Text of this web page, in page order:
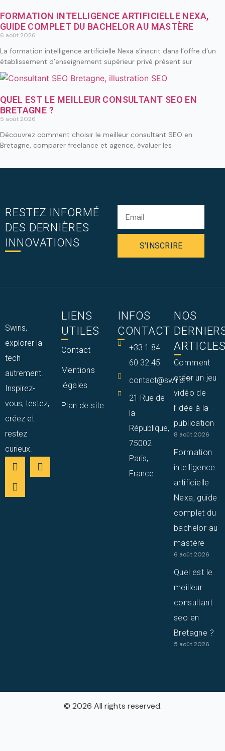
FORMATION INTELLIGENCE ARTIFICIELLE NEXA,
GUIDE COMPLET DU BACHELOR AU MASTÈRE
6 août 2026
La formation intelligence artificielle Nexa s’inscrit dans l’offre d’un
établissement d’enseignement supérieur privé présent sur
QUEL EST LE MEILLEUR CONSULTANT SEO EN
BRETAGNE ?
5 août 2026
Découvrez comment choisir le meilleur consultant SEO en
Bretagne, comparer freelance et agence, évaluer les
RESTEZ INFORMÉ
DES DERNIÈRES
INNOVATIONS
S'INSCRIRE
Swiris,
explorer la
tech
autrement.
Inspirez-
vous, testez,
créez et
restez
curieux.
LIENS
UTILES
Contact
Mentions
légales
Plan de site
INFOS
CONTACT
+33 1 84
60 32 45
contact@swiris.fr
21 Rue de
la
République,
75002
Paris,
France
NOS
Comment
créer un jeu
vidéo de
l’idée à la
publication
8 août 2026
Formation
intelligence
artificielle
Nexa, guide
complet du
bachelor au
mastère
6 août 2026
Quel est le
meilleur
consultant
seo en
Bretagne ?
5 août 2026
© 2026 All rights reserved.